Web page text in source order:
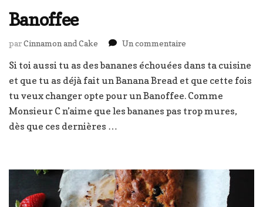
Banoffee
parCinnamon and Cake Un commentaire
Si toi aussi tu as des bananes échouées dans ta cuisine
et que tu as déjà fait un Banana Bread et que cette fois
tu veux changer opte pour un Banoffee. Comme
Monsieur C n’aime que les bananes pas trop mures,
dès que ces dernières …